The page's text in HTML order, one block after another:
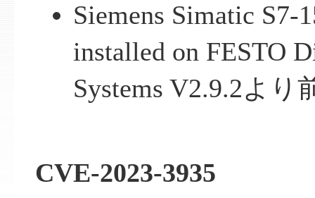
Siemens Simatic S7-
installed on FESTO
Systems V2.9.2よ
CVE-2023-3935